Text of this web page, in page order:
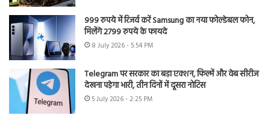
999 रुपये में रिजर्व करें Samsung का नया फोल्डेबल फोन,
मिलेंगे 2799 रुपये के फायदे
8 July 2026 - 5:54 PM
Telegram पर सरकार का बड़ा एक्शन, फिल्में और वेब सीरीज
देखना पड़ेगा भारी, तीन दिनों में दूसरा नोटिस
5 July 2026 - 2:25 PM